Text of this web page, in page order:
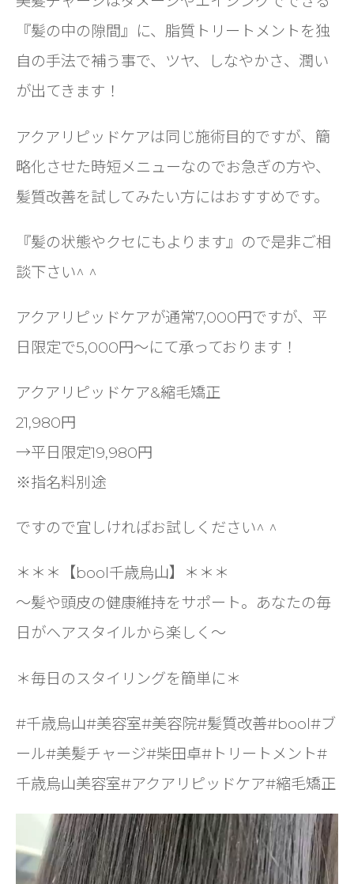
『髪の中の隙間』に、脂質トリートメントを独
自の手法で補う事で、ツヤ、しなやかさ、潤い
が出てきます！
アクアリピッドケアは同じ施術目的ですが、簡
略化させた時短メニューなのでお急ぎの方や、
髪質改善を試してみたい方にはおすすめです。
『髪の状態やクセにもよります』ので是非ご相
談下さい^ ^
アクアリピッドケアが通常7,000円ですが、平
日限定で5,000円〜にて承っております！
アクアリピッドケア&縮毛矯正
21,980円
→平日限定19,980円
※指名料別途
ですので宜しければお試しください^ ^
＊＊＊【bool千歳烏山】＊＊＊
〜髪や頭皮の健康維持をサポート。あなたの毎
日がヘアスタイルから楽しく〜
＊毎日のスタイリングを簡単に＊
#千歳烏山#美容室#美容院#髪質改善#bool#ブ
ール#美髪チャージ#柴田卓#トリートメント#
千歳烏山美容室#アクアリピッドケア#縮毛矯正
画